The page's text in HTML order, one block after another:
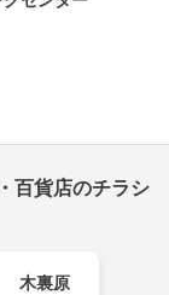
百貨店のチラシ
木裏原